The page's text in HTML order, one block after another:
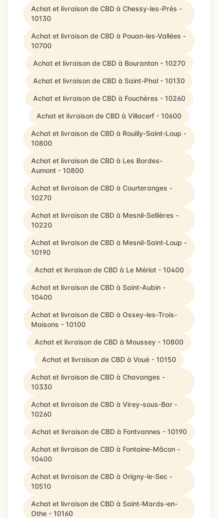
Achat et livraison de CBD à Chessy-les-Prés -
10130
Achat et livraison de CBD à Pouan-les-Vallées -
10700
Achat et livraison de CBD à Bouranton - 10270
Achat et livraison de CBD à Saint-Phal - 10130
Achat et livraison de CBD à Fouchères - 10260
Achat et livraison de CBD à Villacerf - 10600
Achat et livraison de CBD à Rouilly-Saint-Loup -
10800
Achat et livraison de CBD à Les Bordes-
Aumont - 10800
Achat et livraison de CBD à Courteranges -
10270
Achat et livraison de CBD à Mesnil-Sellières -
10220
Achat et livraison de CBD à Mesnil-Saint-Loup -
10190
Achat et livraison de CBD à Le Mériot - 10400
Achat et livraison de CBD à Saint-Aubin -
10400
Achat et livraison de CBD à Ossey-les-Trois-
Maisons - 10100
Achat et livraison de CBD à Moussey - 10800
Achat et livraison de CBD à Voué - 10150
Achat et livraison de CBD à Chavanges -
10330
Achat et livraison de CBD à Virey-sous-Bar -
10260
Achat et livraison de CBD à Fontvannes - 10190
Achat et livraison de CBD à Fontaine-Mâcon -
10400
Achat et livraison de CBD à Origny-le-Sec -
10510
Achat et livraison de CBD à Saint-Mards-en-
Othe - 10160